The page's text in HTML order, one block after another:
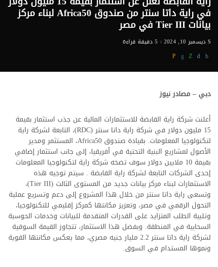
في راية داتا سنتر من صندوق Africa50 لبناء مركز
بيانات Tier III في مصر
ديسمبر 10, 2024 5 دقيقة قراءة
دبي – مصادر نيوز
أعلنت شركة راية القابضة للاستثمارات المالية عن جذب استثمار بقيمة
15 مليون دولار في شركة راية داتا سنتر (RDC)، التابعة لشركة راية
لتكنولوجيا المعلومات. بقيادة صندوق Africa50، المستثمر ومدير
الأصول لمشاريع البنية التحتية في أفريقيا، إلى جانب استثمار إضافي
بقيمة 10 ملايين دولار سوف تضخه شركة راية لتكنولوجيا المعلومات
إحدى الشركات التابعة لشركة راية القابضة . سيتم توجيه هذه
الاستثمارات لبناء مركز بيانات جديد من المستوى الثالث (Tier III)،
وتسعى راية داتا سنتر من خلال هذا المشروع إلى دعم وتسريع عملية
التحول الرقمي في مصر، وتعزيز مكانتها كمركز إقليمي للتكنولوجيا،
وتلبية الطلب المتزايد على القدرات المتقدمة للبيانات وخدمات الحوسبة
السحابية في المنطقة. وبفضل هذا الاستثمار، تتجاوز القيمة السوقية
لشركة راية داتا سنتر 2.2 مليار جنيه مصري، مما يعكس مكانتها القوية
ونموها المستدام في السوق.